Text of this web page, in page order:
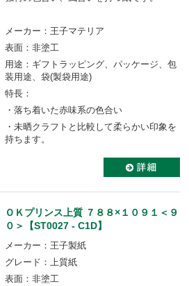
メーカー：王子マテリア
表面：非塗工
用途：ギフトラッピング、パッケージ、包
装用途、袋(製袋用途)
特長：
・落ち着いた赤味系の色合い
・未晒クラフトと比較して柔らかい印象を
持ちます。
ＯＫプリンス上質 ７８８×１０９１＜９
０＞【ST0027 - C1D】
メーカー：王子製紙
グレード：上質紙
表面：非塗工